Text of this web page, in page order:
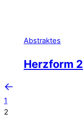
Abstraktes
Herzform 2
1
2